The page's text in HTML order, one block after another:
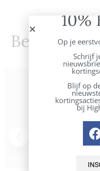
Best
10%
Op je
Schrijf
Blijf op
bij